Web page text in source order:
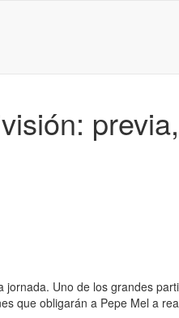
Uno de los grandes
que obligarán a Pepe Mel a